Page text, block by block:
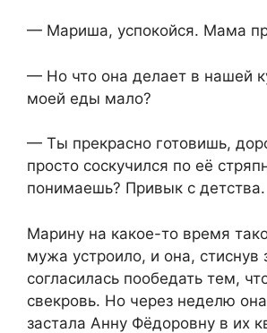
— Мариша, успокойся. Мама
— Но что она делает в нашей
моей еды мало?
— Ты прекрасно готовишь,
просто соскучился по её
понимаешь? Привык с детства.
Марину на какое-то время
мужа устроило, и она, стиснув
согласилась пообедать тем,
свекровь. Но через неделю
застала Анну Фёдоровну в их